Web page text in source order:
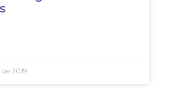
2019